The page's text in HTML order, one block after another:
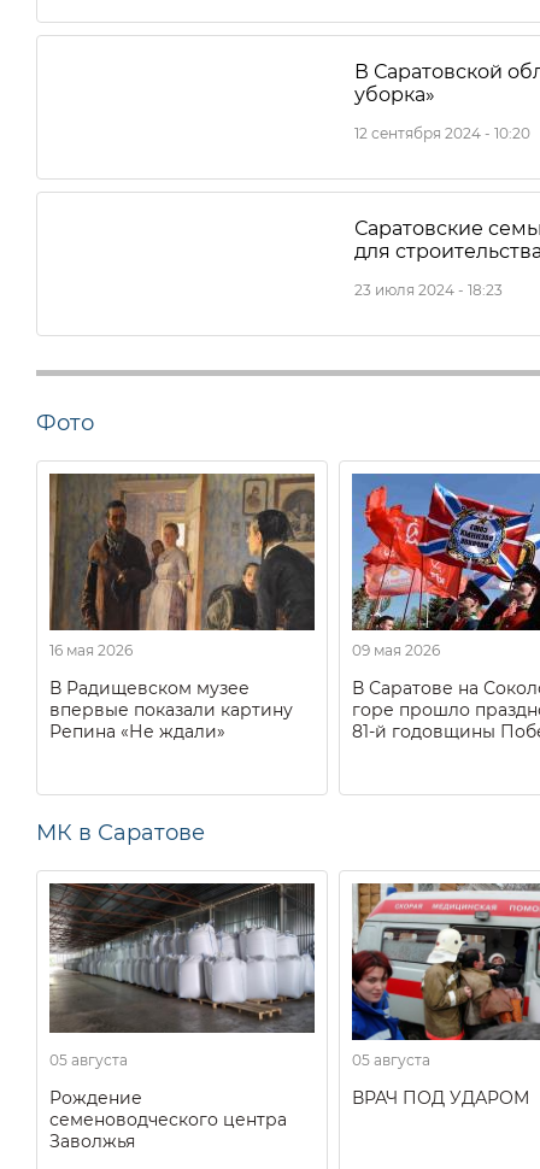
В Саратовской
уборка»
12 сентября 2024 - 10:20
Саратовские
для
23 июля 2024 - 18:23
Фото
16 мая 2026
В Радищевском музее
впервые показали картину
Репина «Не ждали»
09 мая 2026
В Саратове на
горе прошло
81-й годовщины
МК в Саратове
05 августа
Рождение
семеноводческого центра
Заволжья
05 августа
ВРАЧ ПОД УДАРОМ